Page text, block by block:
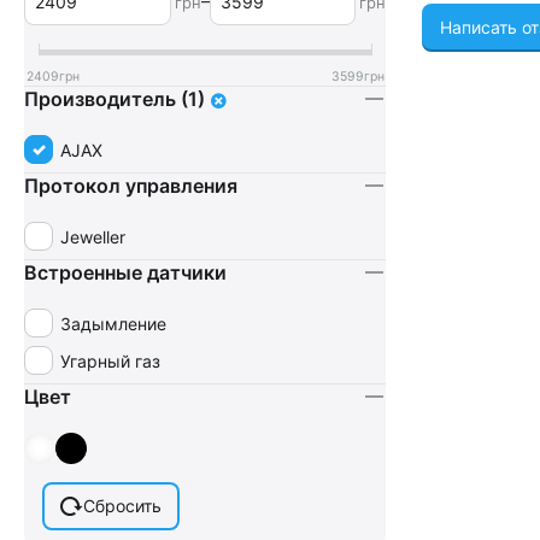
Написать
2409грн 3599грн
Производитель (1)
AJAX
Протокол управления
Jeweller
Встроенные датчики
Задымление
Угарный газ
Цвет
Сбросить